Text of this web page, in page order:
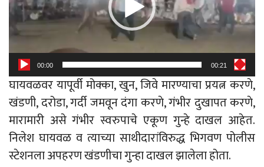
00:00 00:21
घायवळवर यापूर्वी मोक्का, खुन, जिवे मारण्याचा प्रयत्न करणे,
खंडणी, दरोडा, गर्दी जमवून दंगा करणे, गंभीर दुखापत करणे,
मारामारी असे गंभीर स्वरुपाचे एकूण गुन्हे दाखल आहेत.
निलेश घायवळ व त्याच्या साथीदारांविरुद्ध भिगवण पोलीस
स्टेशनला अपहरण खंडणीचा गुन्हा दाखल झालेला होता.